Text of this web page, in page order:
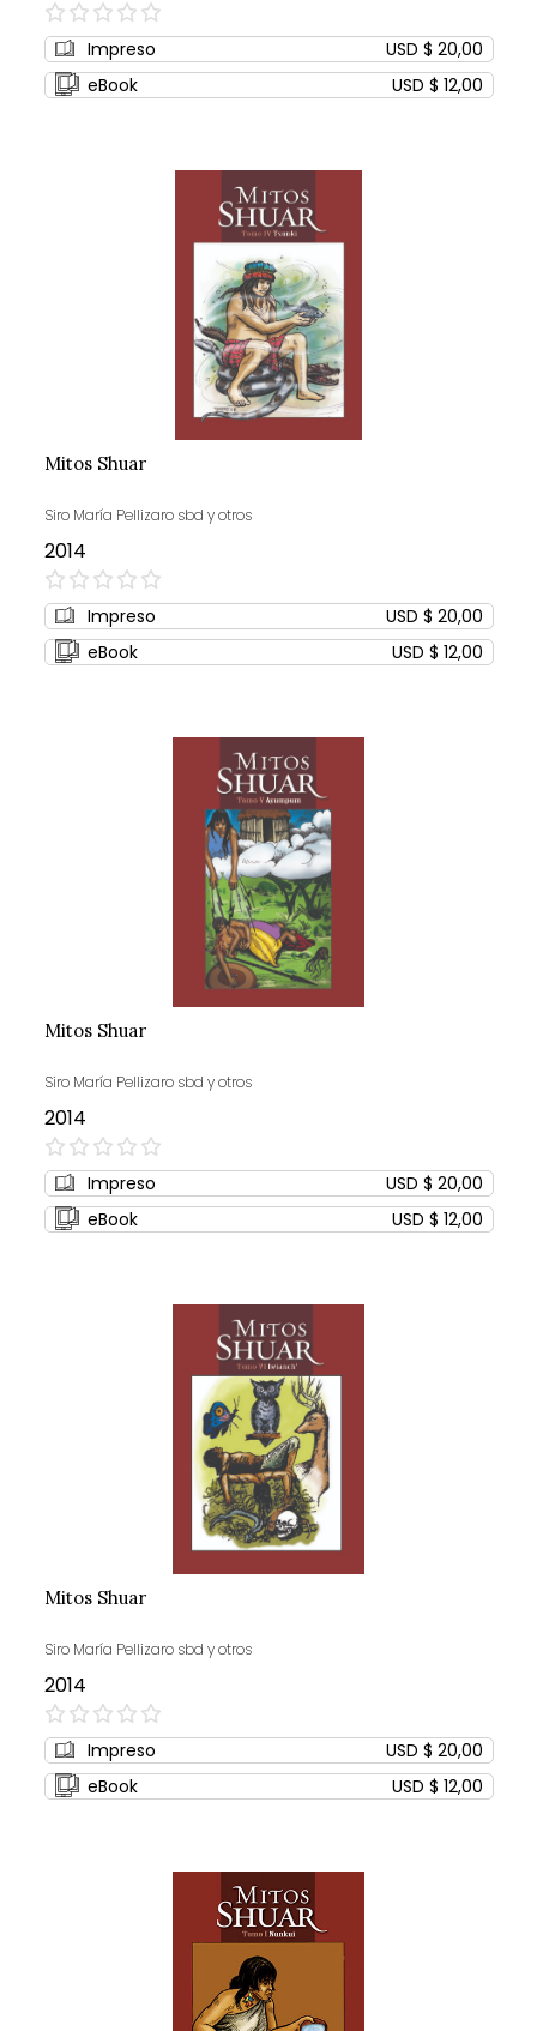
0%
Impreso
USD $ 20,00
eBook
USD $ 12,00
Mitos Shuar
Siro María Pellizaro sbd y otros
2014
0%
Impreso
USD $ 20,00
eBook
USD $ 12,00
Mitos Shuar
Siro María Pellizaro sbd y otros
2014
0%
Impreso
USD $ 20,00
eBook
USD $ 12,00
Mitos Shuar
Siro María Pellizaro sbd y otros
2014
0%
Impreso
USD $ 20,00
eBook
USD $ 12,00